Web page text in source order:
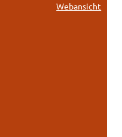
Webansicht